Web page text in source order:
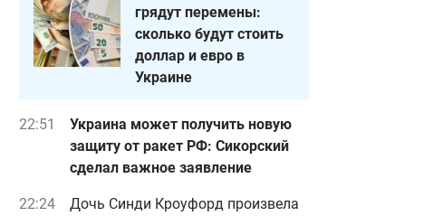
грядут перемены:
сколько будут стоить
доллар и евро в
Украине
22:51
Украина может получить новую
защиту от ракет РФ: Сикорский
сделал важное заявление
22:24
Дочь Синди Кроуфорд произвела